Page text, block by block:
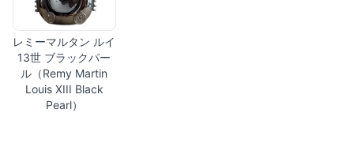
レミーマルタン ルイ
13世 ブラックパー
ル（Remy Martin
Louis XIII Black
Pearl）